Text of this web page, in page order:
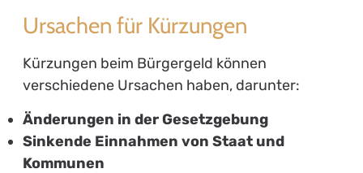
Ursachen für Kürzungen
Kürzungen beim Bürgergeld können
verschiedene Ursachen haben, darunter:
Änderungen in der Gesetzgebung
Sinkende Einnahmen von Staat und
Kommunen